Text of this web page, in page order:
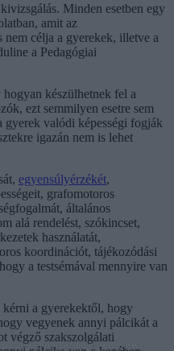
Minden esetben egy
amit az
nem célja a gyerekek, illetve a
a Pedagógiai
készülhetnek fel a
ezt semmilyen esetre sem
valódi képességi fogják
igazán nem is lehet
egyensúlyérzékét,
grafomotoros
általános
alá rendelést, szókincset,
használatát,
koordinációt, tájékozódási
a testsémával mennyire van
kérni a gyerekektől, hogy
vegyenek annyi pálcikát a
végző szakszolgálati